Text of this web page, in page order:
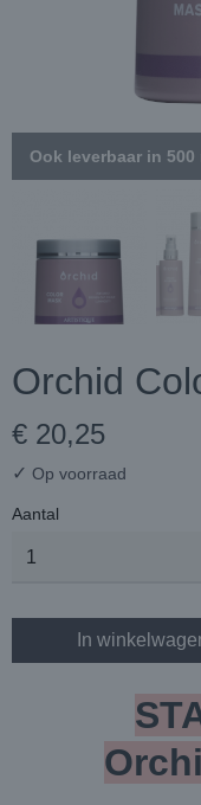
Ook leverbaar in
Orchid
€ 20,25
✓ Op voorraad
Aantal
In